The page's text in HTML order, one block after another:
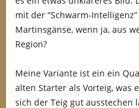
mit der “Schwarm-
Martinsgänse, wenn ja, aus
Region?
Meine Variante ist ein ein
alten Starter als Vorteig, was
sich der Teig gut ausstechen